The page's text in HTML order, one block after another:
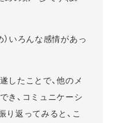
いろんな感情があっ
したことで、他のメ
き、コミュニケーシ
り返ってみると、こ